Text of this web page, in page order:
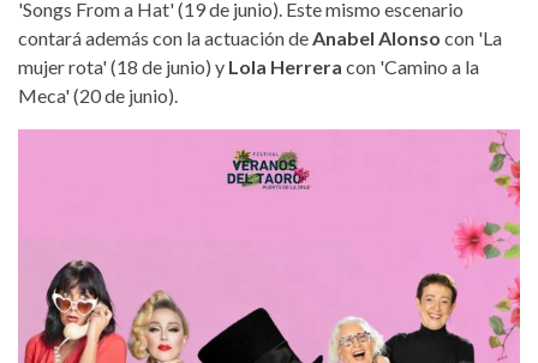
'Songs From a Hat' (19 de junio). Este mismo escenario
contará además con la actuación deAnabel Alonso con 'La
mujer rota' (18 de junio) y Lola Herrera con 'Camino a la
Meca' (20 de junio).